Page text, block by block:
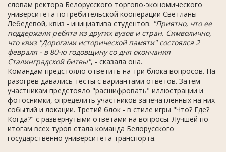
словам ректора Белорусского торгово-экономического
университета потребительской кооперации Светланы
Лебедевой, квиз - инициатива студентов. "Приятно, что ее
поддержали ребята из других вузов и стран. Символично,
что квиз "Дорогами исторической памяти" состоялся 2
февраля - в 80-ю годовщину со дня окончания
Сталинградской битвы", - сказала она.
Командам предстояло ответить на три блока вопросов. На
разогрев давались тесты с вариантами ответов. Затем
участникам предстояло "расшифровать" иллюстрации и
фотоснимки, определить участников запечатленных на них
событий и локации. Третий блок - в стиле игры "Что? Где?
Когда?" с развернутыми ответами на вопросы. Лучшей по
итогам всех туров стала команда Белорусского
государственно университета транспорта.